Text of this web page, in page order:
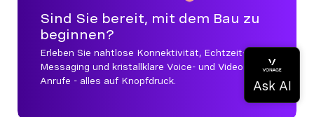
Sind Sie bereit, mit dem Bau zu
beginnen?
Erleben Sie nahtlose Konnektivität, Echtzeit-
Messaging und kristallklare Voice- und Video-
Anrufe - alles auf Knopfdruck.